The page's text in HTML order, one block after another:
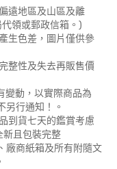
遠地區及山區及離
領或郵政信箱。)
生色差，圖片僅供參
整性及失去再販售價
變動，以實際商品為
另行通知！。
到貨七天的鑑賞考慮
新且包裝完整
廠商紙箱及所有附隨文